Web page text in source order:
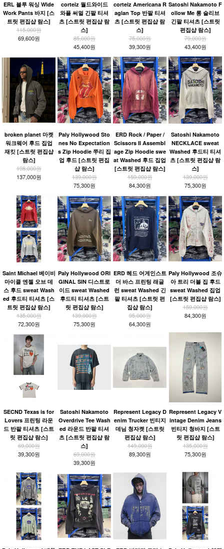
ERL 블루 워싱 Wide
Work Pants 바지 [스
트릿 편집샵 람스]
115,000원
69,600원
corteiz 월드와이드
와플 써멀 긴팔 티셔
츠 [스트릿 편집샵 람
스]
85,000원
45,400원
corteiz Americana R
aglan Top 반팔 티셔
츠 [스트릿 편집샵 람
스]
75,000원
39,300원
Satoshi Nakamoto F
ollow Me 롱 슬리브
긴팔 티셔츠 [스트릿
편집샵 람스]
79,000원
43,400원
broken planet 마켓
워크웨어 후드 집업
재킷 [스트릿 편집샵
람스]
198,000원
137,000원
Paly Hollywood Sto
nes No Expectation
s Zip Hoodie 쭈리 집
업 후드 [스트릿 편집
샵 람스]
139,000원
75,300원
ERD Rock / Paper /
Scissors II Assembl
age Zip Hoodie swe
at Washed 후드 집업
[스트릿 편집샵 람스]
159,000원
84,300원
Satoshi Nakamoto
NECKLACE sweat
Washed 후드티 티셔
츠 [스트릿 편집샵 람
스]
139,000원
75,300원
Saint Michael 베이비
마이클 엔젤 오브 데
스 후드 sweat Wash
ed 후드티 티셔츠 [스
트릿 편집샵 람스]
135,000원
72,300원
Paly Hollywood ORI
GINAL SIN 디스트로
이드 sweat Washed
후드티 티셔츠 [스트
릿 편집샵 람스]
139,000원
75,300원
ERD 헤드 어게인스트
더 바스 프린팅 래글
런 sweat Washed 긴
팔 티셔츠 [스트릿 편
집샵 람스]
95,000원
64,300원
Paly Hollywood 조슈
아 트리 더블 집 후드
sweat Washed 집업
[스트릿 편집샵 람스]
159,000원
84,300원
SECND Texas is for
Lovers 프린팅 라운
드 반팔 티셔츠 [스트
릿 편집샵 람스]
69,000원
39,300원
Satoshi Nakamoto
Overdrive Tee Wash
ed 라운드 반팔 티셔
츠 [스트릿 편집샵 람
스]
69,000원
39,300원
Represent Legacy D
enim Trucker 빈티지
데님 청자켓 [스트릿
편집샵 람스]
149,000원
89,300원
Represent Legacy V
intage Denim Jeans
빈티지 청바지 [스트
릿 편집샵 람스]
135,000원
75,300원